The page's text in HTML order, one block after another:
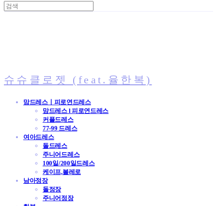
슈슈클로젯 (feat.율한복)
맘드레스ㅣ피로연드레스
맘드레스 l 피로연드레스
커플드레스
77-99 드레스
여아드레스
돌드레스
주니어드레스
100일/200일드레스
케이프,볼레로
남아정장
돌정장
주니어정장